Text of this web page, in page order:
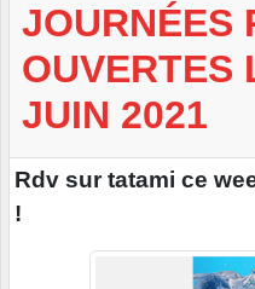
JOURNÉES
OUVERTES
JUIN 2021
Rdv sur tatami ce
!